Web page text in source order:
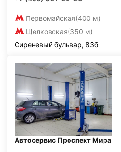
Первомайская(400 м)
Щелковская(350 м)
Сиреневый бульвар, 83б
Автосервис Проспект Мира